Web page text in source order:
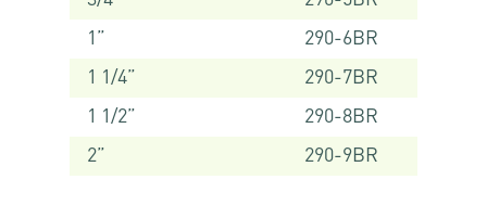
1”
290-6BR
1 1/4”
290-7BR
1 1/2”
290-8BR
2”
290-9BR